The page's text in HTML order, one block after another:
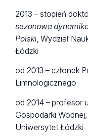
2013 – stopień
sezonowa
Polski, Wydział
Łódzki
od 2013 – członek
Limnologicznego
od 2014 – profesor
Gospodarki
Uniwersytet Łódzki